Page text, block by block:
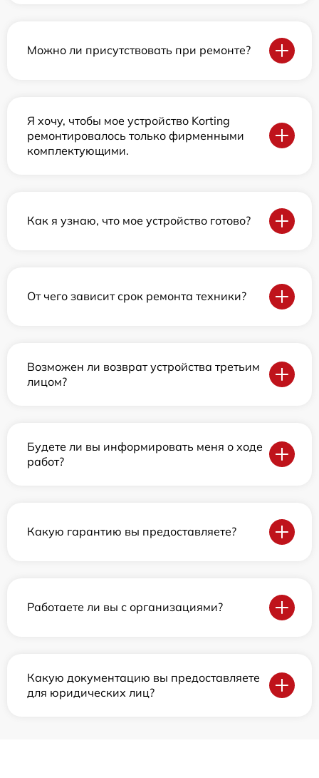
Можно ли присутствовать при ремонте?
Я хочу, чтобы мое устройство Korting
ремонтировалось только фирменными
комплектующими.
Как я узнаю, что мое устройство готово?
От чего зависит срок ремонта техники?
Возможен ли возврат устройства третьим
лицом?
Будете ли вы информировать меня о ходе
работ?
Какую гарантию вы предоставляете?
Работаете ли вы с организациями?
Какую документацию вы предоставляете
для юридических лиц?